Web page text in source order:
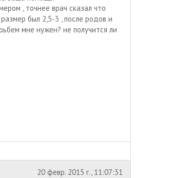
, точнее врач сказал что
был 2,5-3 , после родов и
мне нужен? не получится ли
20 февр. 2015 г., 11:07:31